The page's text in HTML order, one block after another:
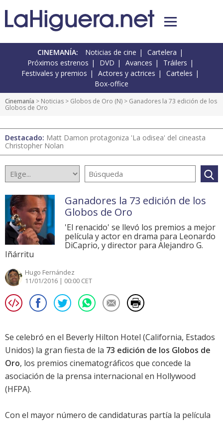
CINEMANÍA: Noticias de cine
Cartelera
Próximos estrenos
DVD Avances
Tráilers
Festivales y premios
Actores y actrices
Carteles
Box-office
Cinemanía > Noticias > Globos de Oro (N) > Ganadores la 73 edición de los
Globos de Oro
Destacado: Matt Damon protagoniza 'La odisea' del cineasta
Christopher Nolan
Ganadores la 73 edición de los
Globos de Oro
'El renacido' se llevó los premios a mejor
película y actor en drama para Leonardo
DiCaprio, y director para Alejandro G.
Iñárritu
Hugo Fernández
11/01/2016 | 00:00 CET
Se celebró en el Beverly Hilton Hotel (California, Estados
Unidos) la gran fiesta de la 73 edición de los Globos de
Oro, los premios cinematográficos que concede la
asociación de la prensa internacional en Hollywood
(HFPA).
Con el mayor número de candidaturas partía la película